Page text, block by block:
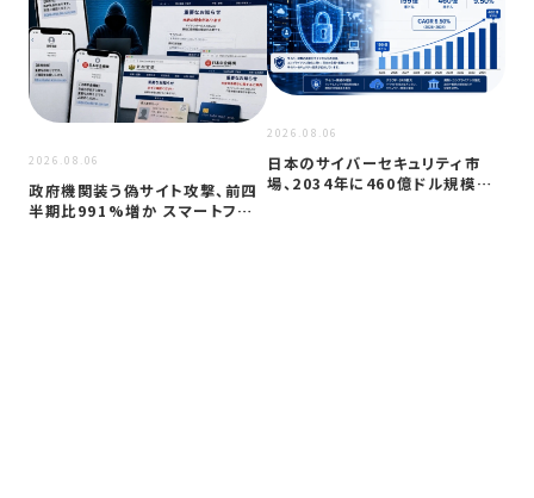
2026.08.06
政府機関装う偽サイト攻撃、前四
半期比991%増か スマートフォン
2026.08.06
日本のサイバーセキュリティ市
場、2034年に460億ドル規模へ